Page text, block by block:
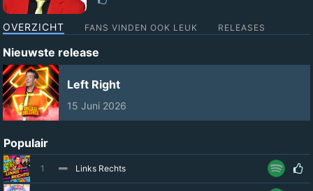
OVERZICHT FANS VINDEN OOK LEUK RELEASES
Nieuwste release
Left Right
15 Juni 2026
Populair
1 Links Rechts